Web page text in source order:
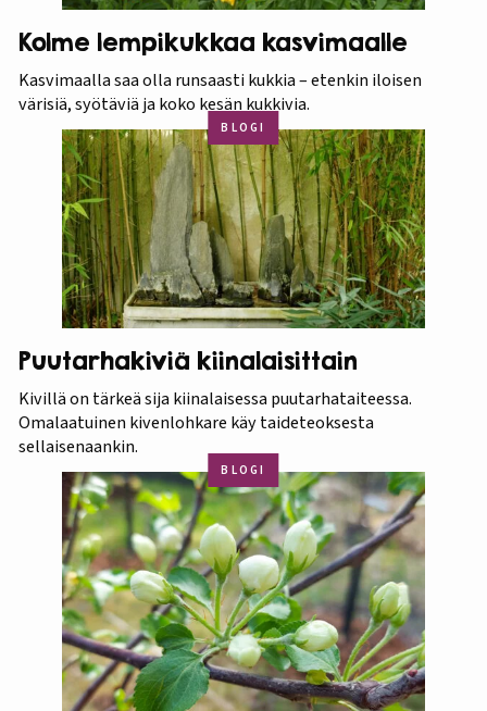
Kolme lempikukkaa kasvimaalle
Kasvimaalla saa olla runsaasti kukkia – etenkin iloisen
värisiä, syötäviä ja koko kesän kukkivia.
BLOGI
Puutarhakiviä kiinalaisittain
Kivillä on tärkeä sija kiinalaisessa puutarhataiteessa.
Omalaatuinen kivenlohkare käy taideteoksesta
sellaisenaankin.
BLOGI